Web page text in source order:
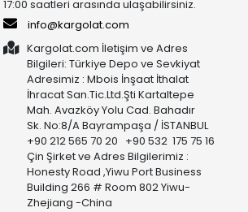
17:00 saatleri arasında ulaşabilirsiniz.
info@kargolat.com
Kargolat.com İletişim ve Adres
Bilgileri: Türkiye Depo ve Sevkiyat
Adresimiz : Mbois İnşaat İthalat
İhracat San.Tic.Ltd.Şti Kartaltepe
Mah. Avazköy Yolu Cad. Bahadır
Sk. No:8/A Bayrampaşa / İSTANBUL
+90 212 565 70 20 +90 532 175 75 16
Çin Şirket ve Adres Bilgilerimiz :
Honesty Road ,Yiwu Port Business
Building 266 # Room 802 Yiwu-
Zhejiang -China